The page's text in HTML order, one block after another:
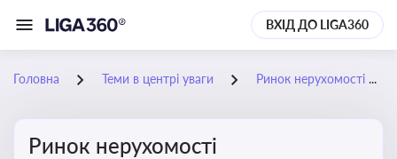
ВХІД ДО LIGA360
Головна Теми в центрі уваги Ринок нерухомості
Ринок нерухомості